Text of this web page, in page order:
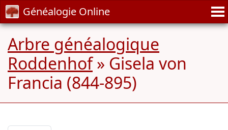
Généalogie Online
Arbre généalogique
Roddenhof» Gisela von
Francia (844-895)